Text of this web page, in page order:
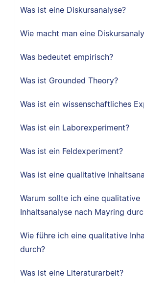
Was ist eine Diskursanalyse?
Wie macht man eine
Was bedeutet empirisch?
Was ist Grounded Theory?
Was ist ein wissenschaftliches
Was ist ein Laborexperiment?
Was ist ein Feldexperiment?
Was ist eine qualitative
Warum sollte ich eine qualitative
Inhaltsanalyse nach Mayring
Wie führe ich eine qualitative
durch?
Was ist eine Literaturarbeit?